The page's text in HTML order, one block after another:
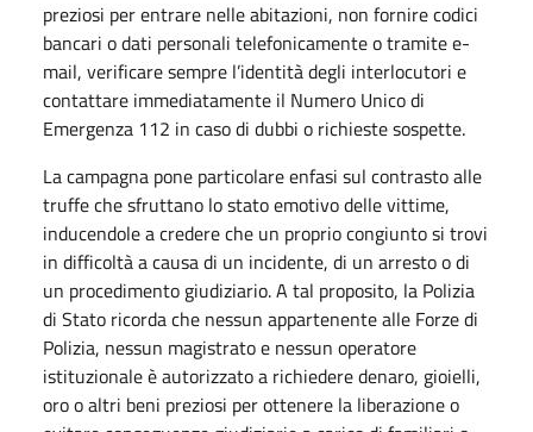
preziosi per entrare nelle abitazioni, non fornire codici
bancari o dati personali telefonicamente o tramite e-
mail, verificare sempre l’identità degli interlocutori e
contattare immediatamente il Numero Unico di
Emergenza 112 in caso di dubbi o richieste sospette.
La campagna pone particolare enfasi sul contrasto alle
truffe che sfruttano lo stato emotivo delle vittime,
inducendole a credere che un proprio congiunto si trovi
in difficoltà a causa di un incidente, di un arresto o di
un procedimento giudiziario. A tal proposito, la Polizia
di Stato ricorda che nessun appartenente alle Forze di
Polizia, nessun magistrato e nessun operatore
istituzionale è autorizzato a richiedere denaro, gioielli,
oro o altri beni preziosi per ottenere la liberazione o